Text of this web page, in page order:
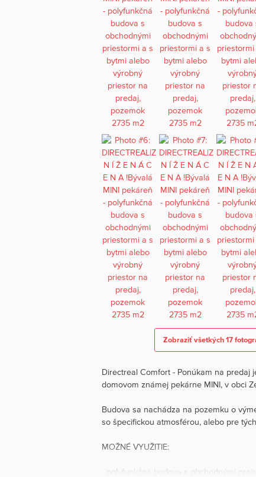
Zobraziť všetkých 17
Directreal Comfort - Ponúkam na
domovom známej pekárne MINI, v obci
Budova sa nachádza na pozemku o
so špecifickou atmosférou, alebo pre
MOŽNÉ VYUŽITIE:
- polyfunkčná budova s obchodnými